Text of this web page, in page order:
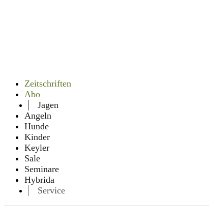
Zeitschriften
Abo
Jagen
Angeln
Hunde
Kinder
Keyler
Sale
Seminare
Hybrida
Service